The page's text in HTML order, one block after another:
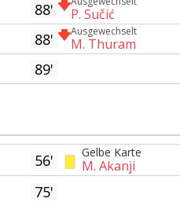
88' P. Sučić
88' Ausgewechselt
M. Thuram
89'
56' Gelbe Karte
M. Akanji
75'